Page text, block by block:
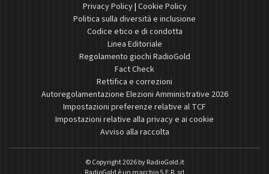
Privacy Policy| Cookie Policy
Politica sulla diversità e inclusione
Codice etico e di condotta
Linea Editoriale
Regolamento giochi RadioGold
Fact Check
Rettifica e correzioni
Autoregolamentazione Elezioni Amministrative 2026
Impostazioni preferenze relative al TCF
Impostazioni relative alla privacy e ai cookie
Avviso alla raccolta
© Copyright 2026 byRadioGold.it